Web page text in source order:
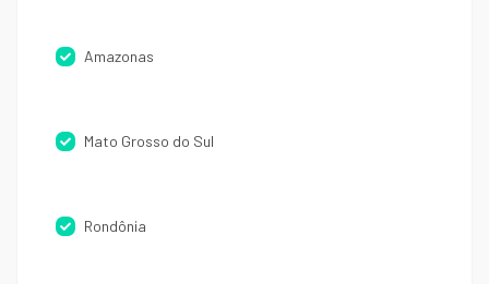
Amazonas
Mato Grosso do Sul
Rondônia